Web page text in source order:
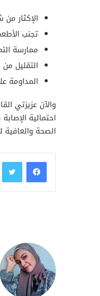
الإكثار من شرب
تجنب
ممارسة
التقليل
المداومة
والآن عزيزتي
احتمالية
الصحة والعافية
فيسبوك